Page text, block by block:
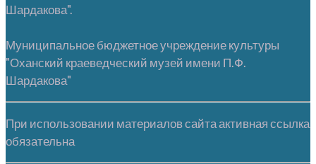
Шардакова".
Муниципальное бюджетное учреждение культуры
"Оханский краеведческий музей имени П.Ф.
Шардакова"
При использовании материалов сайта активная ссылка
обязательна